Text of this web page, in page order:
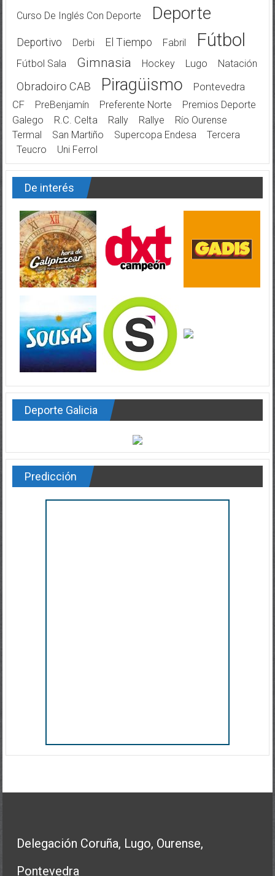
Curso De Inglés Con Deporte
Deporte
Deportivo Derbi El Tiempo Fabril Fútbol
Fútbol Sala Gimnasia Hockey Lugo Natación
Obradoiro CAB Piragüismo
Pontevedra
CF
PreBenjamín Preferente Norte
Premios Deporte
Galego
R.C. Celta Rally Rallye
Río Ourense
Termal
San Martiño Supercopa Endesa
Tercera
Teucro
Uni Ferrol
De interés
Deporte Galicia
Predicción
Delegación Coruña, Lugo, Ourense,
Pontevedra